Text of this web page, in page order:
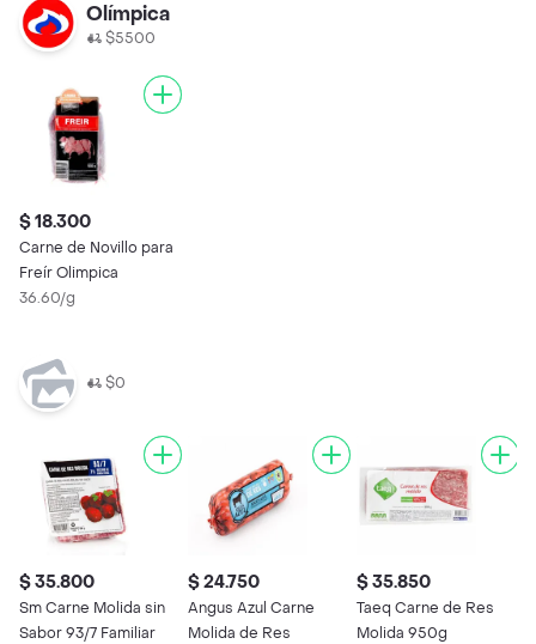
Olímpica
$5500
$ 18.300
Carne de Novillo para
Freír Olimpica
36.60/g
$0
$ 35.800
Sm Carne Molida sin
Sabor 93/7 Familiar
$ 24.750
Angus Azul Carne
Molida de Res
$ 35.850
Taeq Carne de Res
Molida 950g